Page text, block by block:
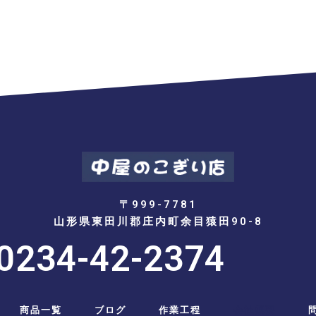
〒999-7781
山形県東田川郡庄内町余目猿田90-8
42-2374
商品一覧 ブログ 作業工程